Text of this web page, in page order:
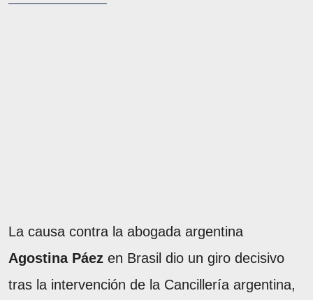
La causa contra la abogada argentina
Agostina Páez en Brasil dio un giro decisivo
tras la intervención de la Cancillería argentina,